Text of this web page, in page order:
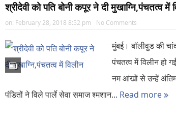
श्रीदेवी को पति बोनी कपूर ने दी मुखाग्नि,पंचतत्व में
on: February 28, 2018 8:52 pm No Comments
मुंबई। बॉलीवुड की
पंचतत्व में विलीन हो
नम आंखों से उन्हें
पंडितों ने विले पार्ले सेवा समाज श्मशान... Read more